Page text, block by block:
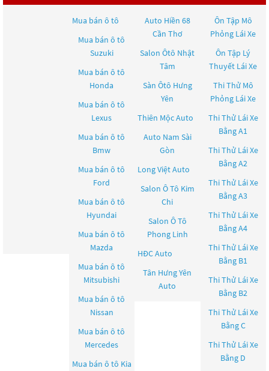
Mua bán ô tô
Mua bán ô tô
Suzuki
Mua bán ô tô
Honda
Mua bán ô tô
Lexus
Mua bán ô tô
Bmw
Mua bán ô tô
Ford
Mua bán ô tô
Hyundai
Mua bán ô tô
Mazda
Mua bán ô tô
Mitsubishi
Mua bán ô tô
Nissan
Mua bán ô tô
Mercedes
Mua bán ô tô Kia
Auto Hiền 68
Cần Thơ
Salon Ôtô Nhật
Tâm
Sàn Ôtô Hưng
Yên
Thiên Mộc Auto
Auto Nam Sài
Gòn
Long Việt Auto
Salon Ô Tô Kim
Chi
Salon Ô Tô
Phong Linh
HĐC Auto
Tân Hưng Yên
Auto
Ôn Tập Mô
Phỏng Lái Xe
Ôn Tập Lý
Thuyết Lái Xe
Thi Thử Mô
Phỏng Lái Xe
Thi Thử Lái Xe
Bằng A1
Thi Thử Lái Xe
Bằng A2
Thi Thử Lái Xe
Bằng A3
Thi Thử Lái Xe
Bằng A4
Thi Thử Lái Xe
Bằng B1
Thi Thử Lái Xe
Bằng B2
Thi Thử Lái Xe
Bằng C
Thi Thử Lái Xe
Bằng D